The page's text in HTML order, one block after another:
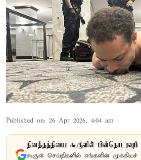
Published on: 26 Apr 2026, 4:04 am
தினத்தந்தியை கூகுளில் பின்தொடரவும்
கூகுள் செய்திகளில் எங்களின்